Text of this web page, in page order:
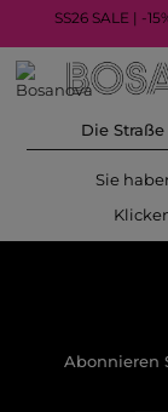
SS26 SALE | -
Die Straße
Sie
Abonnieren